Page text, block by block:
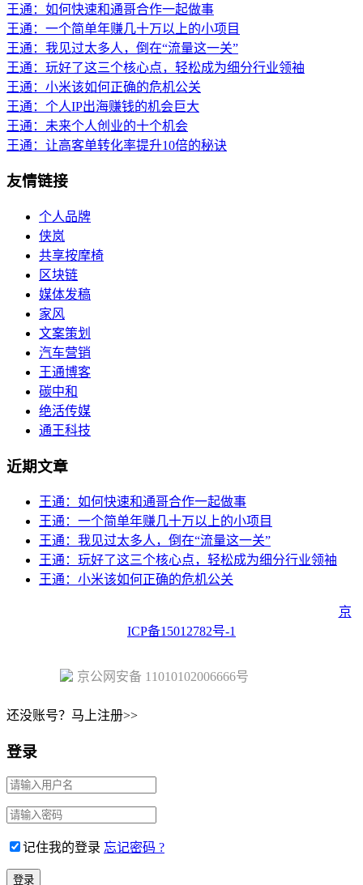
王通：如何快速和通哥合作一起做事
王通：一个简单年赚几十万以上的小项目
王通：我见过太多人，倒在“流量这一关”
王通：玩好了这三个核心点，轻松成为细分行业领袖
王通：小米该如何正确的危机公关
王通：个人IP出海赚钱的机会巨大
王通：未来个人创业的十个机会
王通：让高客单转化率提升10倍的秘诀
友情链接
个人品牌
侠岚
共享按摩椅
区块链
媒体发稿
家风
文案策划
汽车营销
王通博客
碳中和
绝活传媒
通王科技
近期文章
王通：如何快速和通哥合作一起做事
王通：一个简单年赚几十万以上的小项目
王通：我见过太多人，倒在“流量这一关”
王通：玩好了这三个核心点，轻松成为细分行业领袖
王通：小米该如何正确的危机公关
京
ICP备15012782号-1
京公网安备 11010102006666号
还没账号？马上注册>>
登录
记住我的登录 忘记密码 ?